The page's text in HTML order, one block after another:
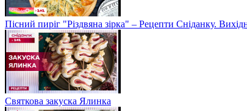
Пісний пиріг "Різдвяна зірка" – Рецепти Сніданку.
Святкова закуска Ялинка